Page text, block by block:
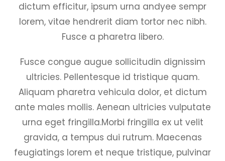
dictum efficitur, ipsum urna andyee sempr
lorem, vitae hendrerit diam tortor nec nibh.
Fusce a pharetra libero.
Fusce congue augue sollicitudin dignissim
ultricies. Pellentesque id tristique quam.
Aliquam pharetra vehicula dolor, et dictum
ante males mollis. Aenean ultricies vulputate
urna eget fringilla.Morbi fringilla ex ut velit
gravida, a tempus dui rutrum. Maecenas
feugiatings lorem et neque tristique, pulvinar